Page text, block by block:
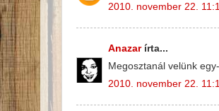
2010. november 22.
Anazarírta...
Megosztanál velünk
2010. november 22.